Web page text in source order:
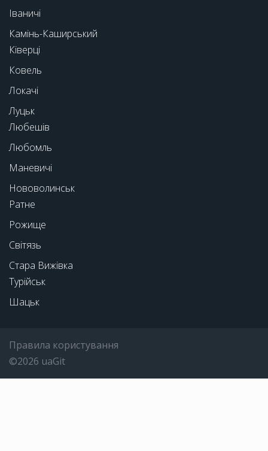
Іваничі
Камінь-Каширський
Ківерці
Ковель
Локачі
Луцьк
Любешів
Любомль
Маневичі
Нововолинськ
Ратне
Рожище
Світязь
Стара Вижівка
Турійськ
Шацьк
Правила користування
©2026 uaGit